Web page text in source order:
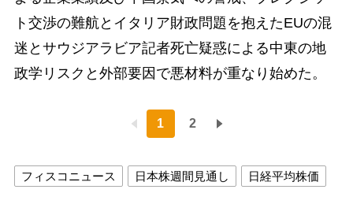
ト交渉の難航とイタリア財政問題を抱えたEUの混
迷とサウジアラビア記者死亡疑惑による中東の地
政学リスクと外部要因で悪材料が重なり始めた。
1 2
フィスコニュース 日本株週間見通し 日経平均株価